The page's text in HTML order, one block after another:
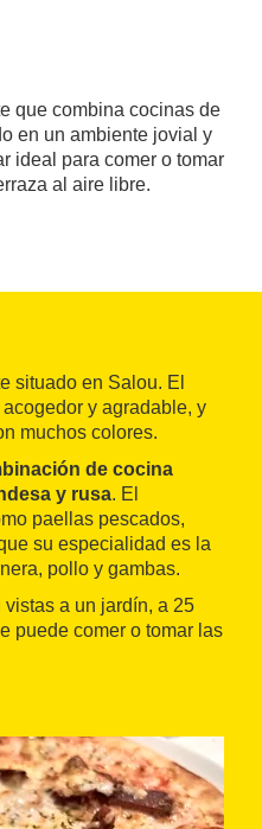
que combina cocinas de
en un ambiente jovial y
ideal para comer o tomar
al aire libre.
situado en Salou. El
y agradable, y
muchos colores.
de cocina
y rusa. El
paellas pescados,
su especialidad es la
pollo y gambas.
a un jardín, a 25
puede comer o tomar las